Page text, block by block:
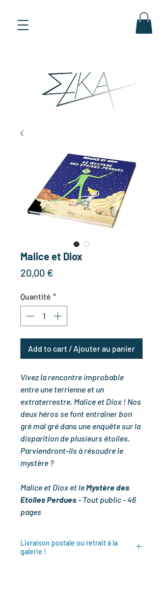
Malice et Diox
20,00 €
Quantité *
Add to cart / Ajouter au panier
Vivez la rencontre improbable
entre une terrienne et un
extraterrestre, Malice et Diox ! Nos
deux héros se font entraîner bon
gré mal gré dans une enquête sur la
disparition de plusieurs étoiles.
Parviendront-ils à résoudre le
mystère ?
Malice et Diox et leMystère des
Etoiles Perdues- Tout public - 46
pages
Livraison postale ou retrait à la
galerie !